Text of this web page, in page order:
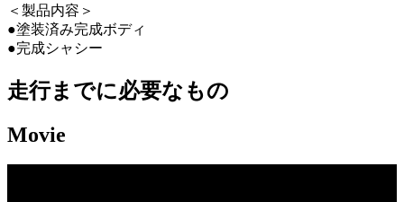
＜製品内容＞
●塗装済み完成ボディ
●完成シャシー
走行までに必要なもの
Movie